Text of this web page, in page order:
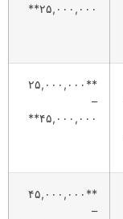
۲۵,۰۰۰,۰۰۰**
**۲۵,۰۰۰,۰۰۰
–
۴۵,۰۰۰,۰۰۰**
**۴۵,۰۰۰,۰۰۰
–